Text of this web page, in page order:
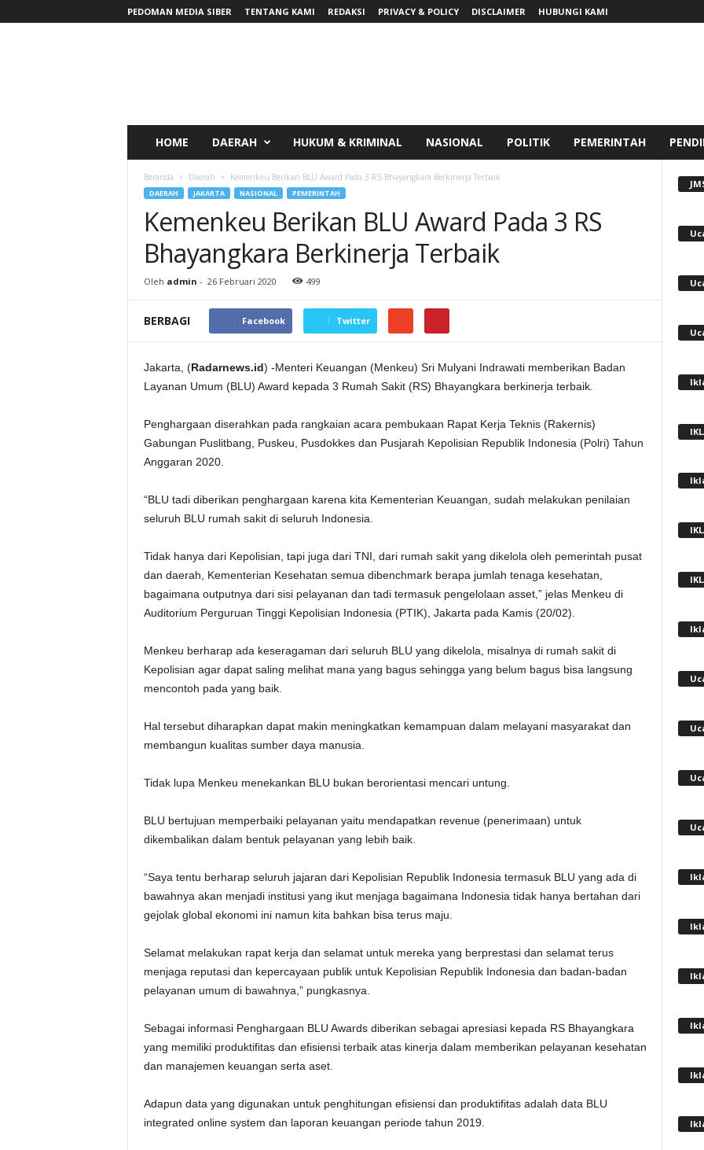
PEDOMAN MEDIA SIBER TENTANG KAMI REDAKSI PRIVACY & POLICY DISCLAIMER HUBUNGI KAMI
HOME DAERAH HUKUM & KRIMINAL NASIONAL POLITIK PEMERINTAH
Beranda Daerah Kemenkeu Berikan BLU Award Pada 3 RS Bhayangkara Berkinerja Terbaik
DAERAH JAKARTA NASIONAL PEMERINTAH
Kemenkeu Berikan BLU Award Pada 3 RS
Bhayangkara Berkinerja Terbaik
Oleh admin - 26 Februari 2020 499
BERBAGI Facebook Twitter
Jakarta, (Radarnews.id) -Menteri Keuangan (Menkeu) Sri Mulyani Indrawati memberikan Badan
Layanan Umum (BLU) Award kepada 3 Rumah Sakit (RS) Bhayangkara berkinerja terbaik.
Penghargaan diserahkan pada rangkaian acara pembukaan Rapat Kerja Teknis (Rakernis)
Gabungan Puslitbang, Puskeu, Pusdokkes dan Pusjarah Kepolisian Republik Indonesia (Polri) Tahun
Anggaran 2020.
“BLU tadi diberikan penghargaan karena kita Kementerian Keuangan, sudah melakukan penilaian
seluruh BLU rumah sakit di seluruh Indonesia.
Tidak hanya dari Kepolisian, tapi juga dari TNI, dari rumah sakit yang dikelola oleh pemerintah pusat
dan daerah, Kementerian Kesehatan semua dibenchmark berapa jumlah tenaga kesehatan,
bagaimana outputnya dari sisi pelayanan dan tadi termasuk pengelolaan asset,” jelas Menkeu di
Auditorium Perguruan Tinggi Kepolisian Indonesia (PTIK), Jakarta pada Kamis (20/02).
Menkeu berharap ada keseragaman dari seluruh BLU yang dikelola, misalnya di rumah sakit di
Kepolisian agar dapat saling melihat mana yang bagus sehingga yang belum bagus bisa langsung
mencontoh pada yang baik.
Hal tersebut diharapkan dapat makin meningkatkan kemampuan dalam melayani masyarakat dan
membangun kualitas sumber daya manusia.
Tidak lupa Menkeu menekankan BLU bukan berorientasi mencari untung.
BLU bertujuan memperbaiki pelayanan yaitu mendapatkan revenue (penerimaan) untuk
dikembalikan dalam bentuk pelayanan yang lebih baik.
“Saya tentu berharap seluruh jajaran dari Kepolisian Republik Indonesia termasuk BLU yang ada di
bawahnya akan menjadi institusi yang ikut menjaga bagaimana Indonesia tidak hanya bertahan dari
gejolak global ekonomi ini namun kita bahkan bisa terus maju.
Selamat melakukan rapat kerja dan selamat untuk mereka yang berprestasi dan selamat terus
menjaga reputasi dan kepercayaan publik untuk Kepolisian Republik Indonesia dan badan-badan
pelayanan umum di bawahnya,” pungkasnya.
Sebagai informasi Penghargaan BLU Awards diberikan sebagai apresiasi kepada RS Bhayangkara
yang memiliki produktifitas dan efisiensi terbaik atas kinerja dalam memberikan pelayanan kesehatan
dan manajemen keuangan serta aset.
Adapun data yang digunakan untuk penghitungan efisiensi dan produktifitas adalah data BLU
integrated online system dan laporan keuangan periode tahun 2019.